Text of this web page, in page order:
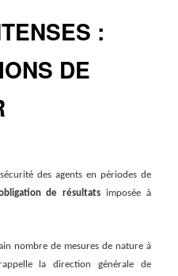
:
DE
des agents en périodes de
de résultats imposée à
nombre de mesures de nature à
la direction générale de